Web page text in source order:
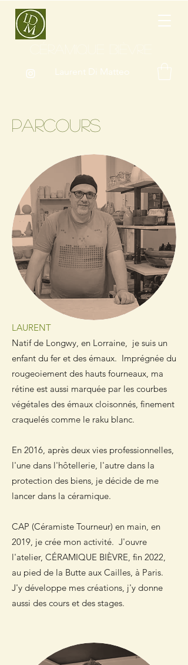
Laurent Di Matteo
PARCOURS
LAURENT
Natif de Longwy, en Lorraine, je suis un
enfant du fer et des émaux. Imprégnée du
rougeoiement des hauts fourneaux, ma
rétine est aussi marquée par les courbes
végétales des émaux cloisonnés, finement
craquelés comme le raku blanc.
En 2016, après deux vies professionnelles,
l'une dans l'hôtellerie, l'autre dans la
protection des biens, je décide de me
lancer dans la céramique.
CAP (Céramiste Tourneur) en main, en
2019, je crée mon activité. J'ouvre
l'atelier, CÉRAMIQUE BIÈVRE, fin 2022,
au pied de la Butte aux Cailles, à Paris.
J'y développe mes créations, j'y donne
aussi des cours et des stages.